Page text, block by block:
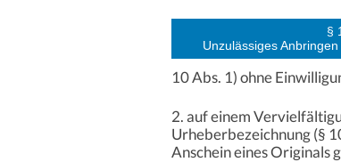
§
Unzulässiges
10 Abs. 1) ohne
2. auf einem
Urheberbezeichnung (§
Anschein eines Originals